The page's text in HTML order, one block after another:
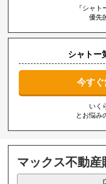
『シャ
優先
シャトー
今す
いく
とお悩み
マックス不動